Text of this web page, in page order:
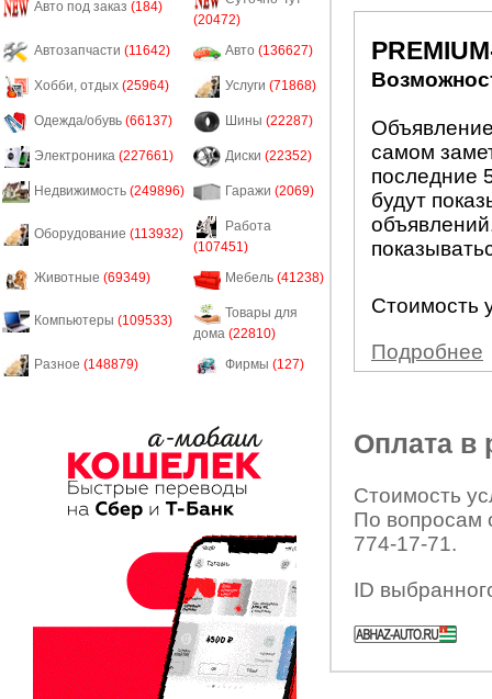
Авто под заказ (184)
(20472)
Автозапчасти (11642) Авто (136627)
Хобби, отдых (25964) Услуги (71868)
Одежда/обувь (66137) Шины (22287)
Электроника (227661) Диски (22352)
Недвижимость (249896) Гаражи (2069)
Оборудование (113932)
Работа
(107451)
Животные (69349) Мебель (41238)
Компьютеры (109533)
Товары для
дома (22810)
Разное (148879) Фирмы (127)
самом
последние
будут
Стоимость
Подробнее
Оплата в
Стоимость
По вопросам
774-17-71.
ID